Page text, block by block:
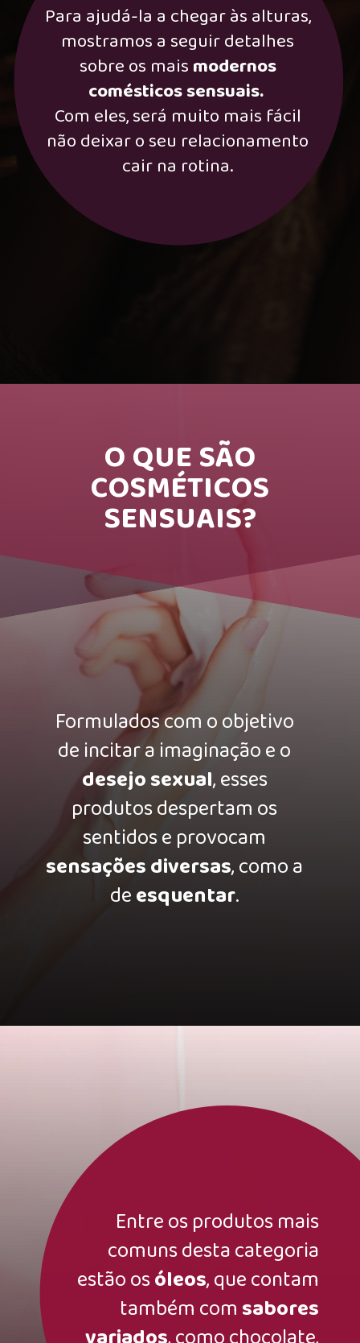
Para ajudá-la a chegar às alturas,
mostramos a seguir detalhes
sobre os maismodernos
comésticos sensuais.
Com eles, será muito mais fácil
não deixar o seu relacionamento
cair na rotina.
O QUE SÃO
COSMÉTICOS
SENSUAIS?
Formulados com o objetivo
de incitar a imaginação e o
desejo sexual, esses
produtos despertam os
sentidos e provocam
sensações diversas, como a
deesquentar.
Entre os produtos mais
comuns desta categoria
estão osóleos, que contam
também comsabores